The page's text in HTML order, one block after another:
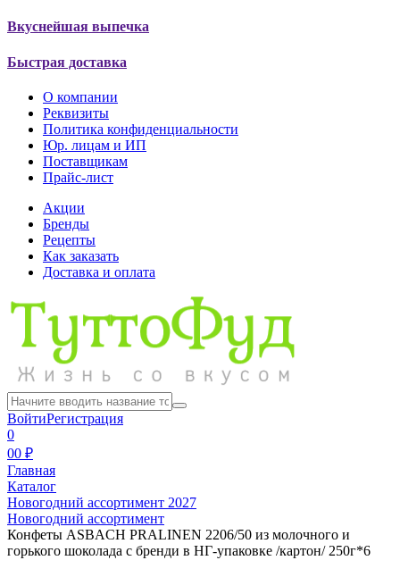
Вкуснейшая выпечка
Быстрая доставка
О компании
Реквизиты
Политика конфиденциальности
Юр. лицам и ИП
Поставщикам
Прайс-лист
Акции
Бренды
Рецепты
Как заказать
Доставка и оплата
ВойтиРегистрация
0
00 ₽
Главная
Каталог
Новогодний ассортимент 2027
Новогодний ассортимент
Конфеты ASBACH PRALINEN 2206/50 из молочного и
горького шоколада с бренди в НГ-упаковке /картон/ 250г*6